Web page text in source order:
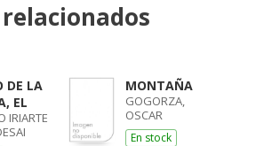
DE LA
EL
IRIARTE
MONTAÑA
GOGORZA,
OSCAR
En stock